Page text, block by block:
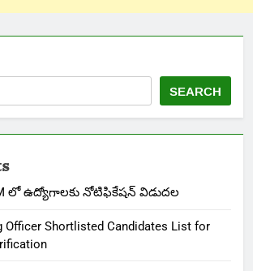
SEARCH
లో ఉద్యోగాలకు నోటిఫికేషన్ విడుదల
Officer Shortlisted Candidates List for